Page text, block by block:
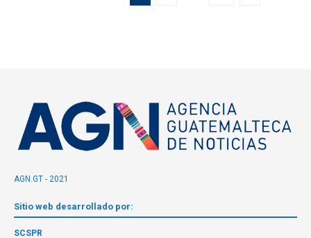
AGN.GT - 2021
Sitio web desarrollado por:
SCSPR